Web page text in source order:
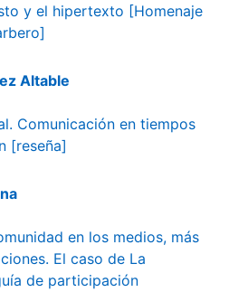
y el hipertexto [Homenaje
Altable
Comunicación en tiempos
[reseña]
en los medios, más
El caso de La
de participación